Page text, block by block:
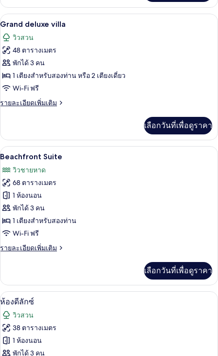
เกี่ยว
กับ
ดี
ลัก
ซ์
วิลล่า
เปิด
ภาพถ่าย
ทั้งหมด
ของ
Grand
deluxe
เครื่องนอนระดับพรีเมียม, เตียง Select
9
Grand deluxe villa
วิวสวน
48 ตารางเมตร
พักได้ 3 คน
1 เตียงสำหรับสองท่าน หรือ 2 เตียงเดี่ยว
Wi-Fi ฟรี
รายละเอียดเพิ่มเติม
ราย
เกี่ยว
กับ
Grand
villa
เลือกวันที่เพื่อดูราคา
เปิด
ภาพถ่าย
ทั้งหมด
ของ
Beachfront
Suite
Beachfront Suite | เครื่องนอนระดับพ
12
Beachfront Suite
วิวชายหาด
68 ตารางเมตร
1 ห้องนอน
พักได้ 3 คน
1 เตียงสำหรับสองท่าน
Wi-Fi ฟรี
รายละเอียดเพิ่มเติม
ราย
เกี่ยว
กับ
Beachfront
Suite
เลือกวันที่เพื่อดูราคา
เปิด
ภาพถ่าย
ทั้งหมด
ของ
ห้องดีลักซ์ | เครื่องนอนระดับพรีเมียม,
11
ห้องดีลักซ์
วิวสวน
38 ตารางเมตร
1 ห้องนอน
พักได้ 3 คน